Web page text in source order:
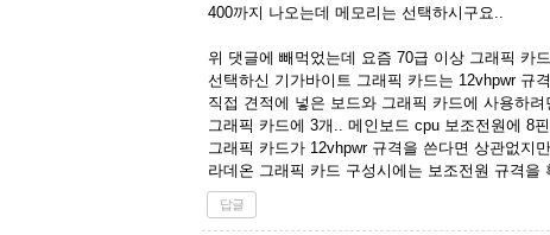
400까지 나오는데 메모리는 선택하시구요..
위 댓글에 빼먹었는데 요즘 70급 이상 그래픽 카
선택하신 기가바이트 그래픽 카드는 12vhpwr 규
직접 견적에 넣은 보드와 그래픽 카드에 사용하
그래픽 카드에 3개.. 메인보드 cpu 보조전원에 8
그래픽 카드가 12vhpwr 규격을 쓴다면 상관없지
라데온 그래픽 카드 구성시에는 보조전원 규격을
답글